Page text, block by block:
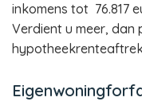
inkomens tot 76.817
Verdient u meer, dan